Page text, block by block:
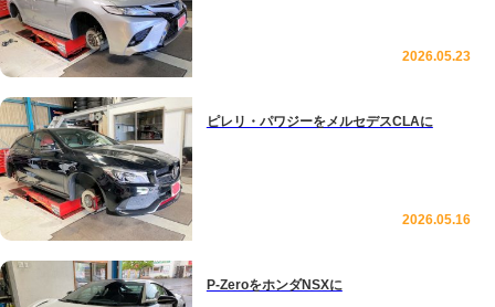
2026.05.23
ピレリ・パワジーをメルセデスCLAに
2026.05.16
P-ZeroをホンダNSXに